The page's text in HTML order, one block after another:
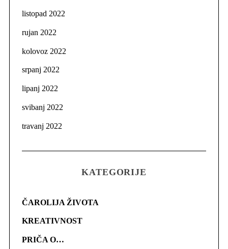
listopad 2022
rujan 2022
kolovoz 2022
srpanj 2022
lipanj 2022
svibanj 2022
travanj 2022
KATEGORIJE
ČAROLIJA ŽIVOTA
KREATIVNOST
PRIČA O…